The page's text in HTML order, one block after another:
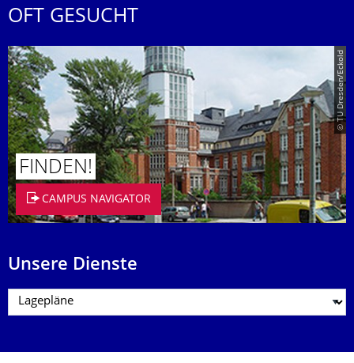
OFT GESUCHT
© TU Dresden/Eckold
FINDEN!
CAMPUS NAVIGATOR
Unsere Dienste